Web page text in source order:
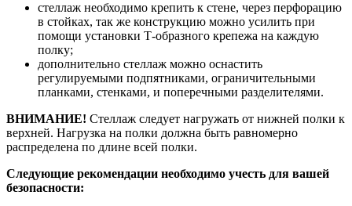
стеллаж необходимо крепить к стене, через перфорацию
в стойках, так же конструкцию можно усилить при
помощи установки Т-образного крепежа на каждую
полку;
дополнительно стеллаж можно оснастить
регулируемыми подпятниками, ограничительными
планками, стенками, и поперечными разделителями.
ВНИМАНИЕ! Стеллаж следует нагружать от нижней полки к
верхней. Нагрузка на полки должна быть равномерно
распределена по длине всей полки.
Следующие рекомендации необходимо учесть для вашей
безопасности: